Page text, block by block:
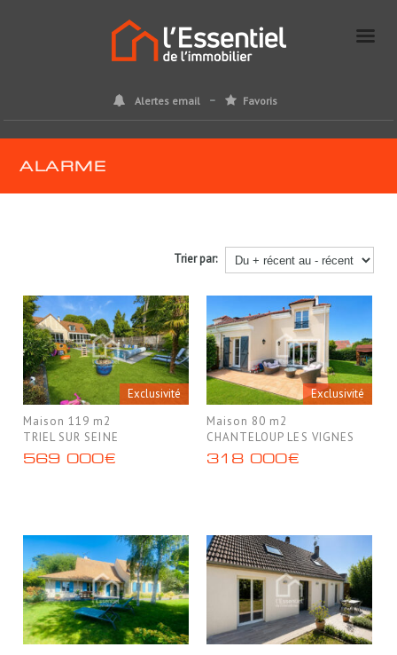
Alertes email Favoris
ALARME
Trier par:
Exclusivité
Maison 119 m2
TRIEL SUR SEINE
569 000€
Exclusivité
Maison 80 m2
CHANTELOUP LES VIGNES
318 000€